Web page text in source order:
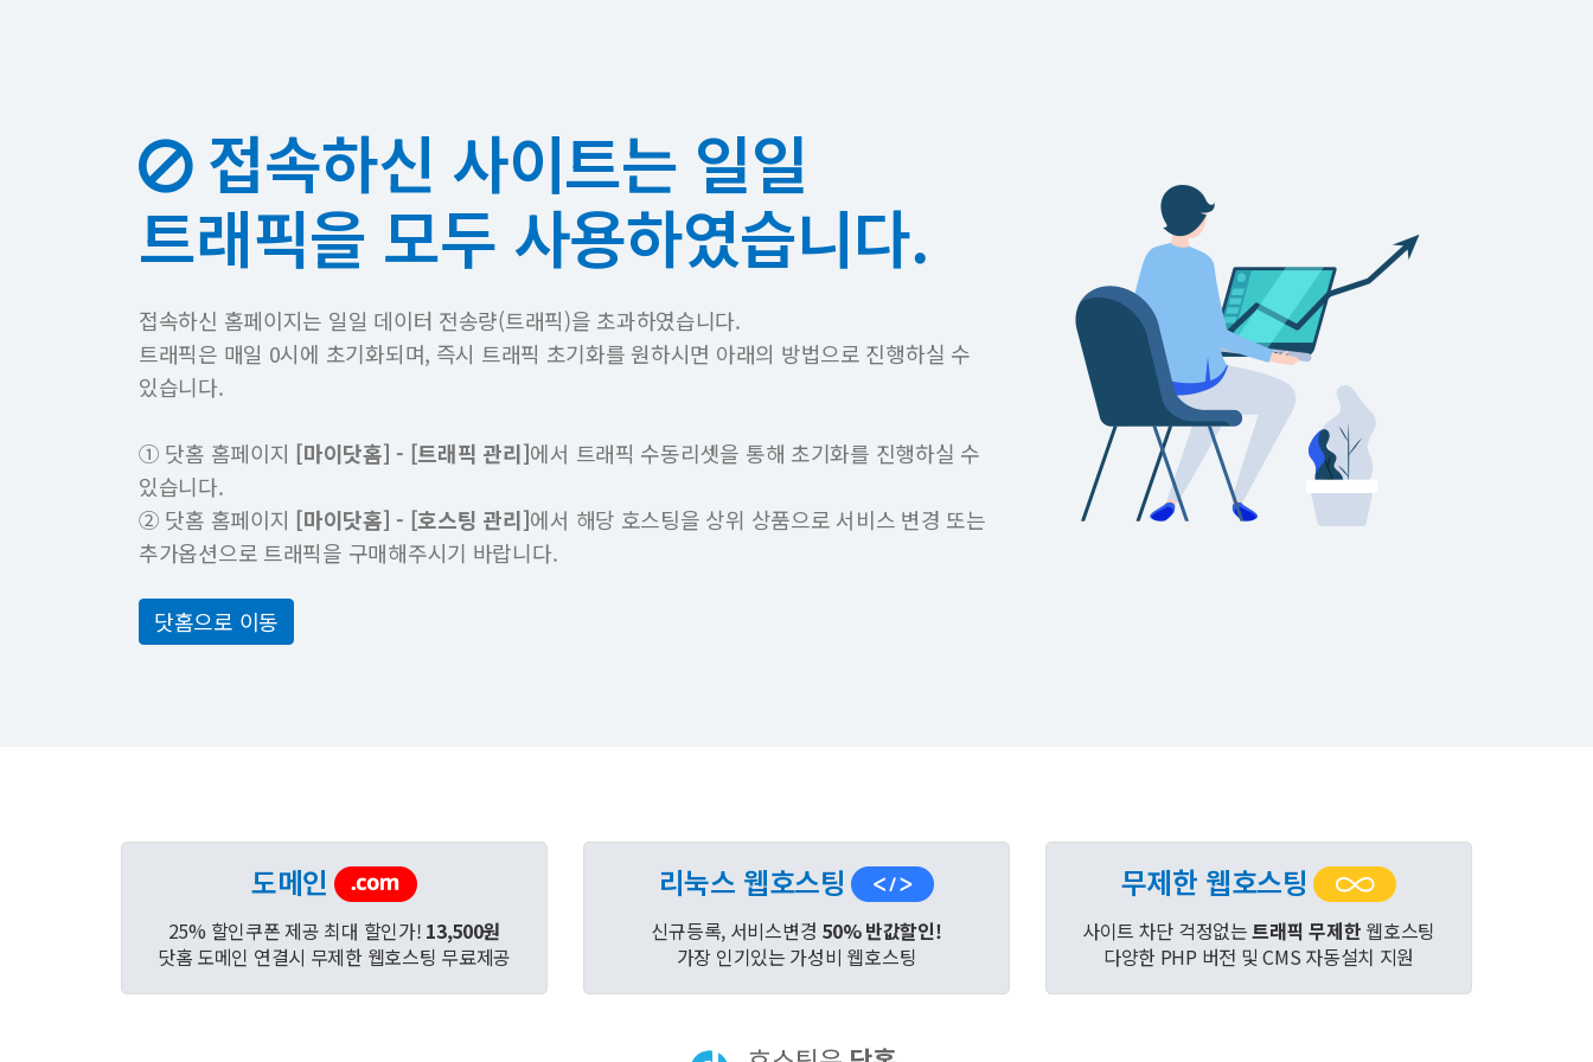
접속하신 사이트는 일일
트래픽을 모두 사용하였습니다.
접속하신 홈페이지는 일일 데이터 전송량(트래픽)을 초과하였습니다.
트래픽은 매일 0시에 초기화되며, 즉시 트래픽 초기화를 원하시면 아래의 방법으로 진행하실 수
있습니다.
① 닷홈 홈페이지 [마이닷홈] - [트래픽 관리]에서 트래픽 수동리셋을 통해 초기화를 진행하실 수
있습니다.
② 닷홈 홈페이지 [마이닷홈] - [호스팅 관리]에서 해당 호스팅을 상위 상품으로 서비스 변경 또는
추가옵션으로 트래픽을 구매해주시기 바랍니다.
닷홈으로 이동
도메인
25% 할인쿠폰 제공 최대 할인가! 13,500원
닷홈 도메인 연결시 무제한 웹호스팅 무료제공
리눅스 웹호스팅
신규등록, 서비스변경 50% 반값할인!
가장 인기있는 가성비 웹호스팅
무제한 웹호스팅
사이트 차단 걱정없는트래픽 무제한 웹호스팅
다양한 PHP 버전 및 CMS 자동설치 지원